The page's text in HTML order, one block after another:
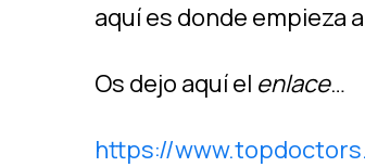
aquí es donde empieza
Os dejo aquí el enlace…
https://